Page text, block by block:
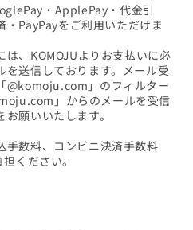
・ApplePay・代金引
PayPayをご利用いただけま
は、KOMOJUよりお支払いに必
を送信しております。メール受
@komoju.com」のフィルター
」からのメールを受信
願いいたします。
数料、コンビニ決済手数料
ください。